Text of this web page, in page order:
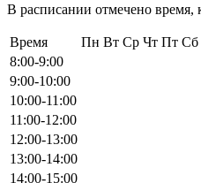
В расписании отмечено время,
Время Пн Вт Ср Чт Пт Сб
8:00-9:00
9:00-10:00
10:00-11:00
11:00-12:00
12:00-13:00
13:00-14:00
14:00-15:00